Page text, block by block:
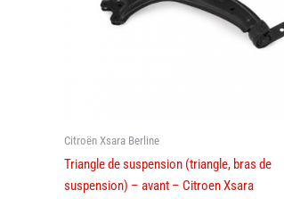
Citroën Xsara Berline
Triangle de suspension (triangle, bras de
suspension) – avant – Citroen Xsara